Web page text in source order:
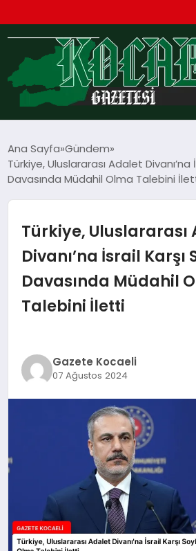
TEKNOLOJI
MAGAZIN
YAŞAM
Ana Sayfa Gündem
Türkiye, Uluslararası Adalet Divanı’na
Davasında Müdahil Olma Talebini
Türkiye, Uluslararası
Divanı’na İsrail Karşı
Davasında Müdahil
Talebini İletti
Gazete Kocaeli
07 Ağustos 2024